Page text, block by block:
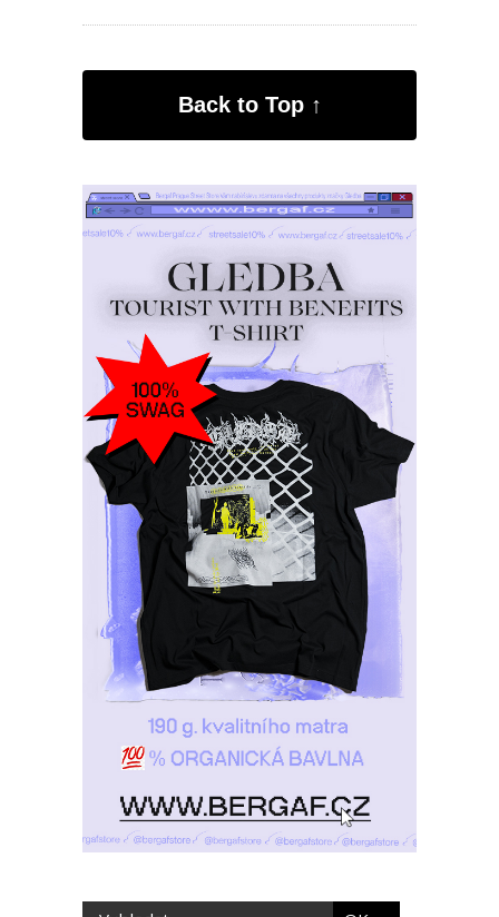
Back to Top ↑